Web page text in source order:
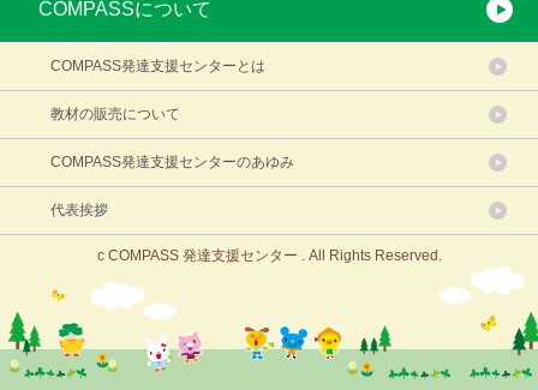
COMPASSについて
COMPASS発達支援センターとは
教材の販売について
COMPASS発達支援センターのあゆみ
代表挨拶
c COMPASS 発達支援センター . All Rights Reserved.